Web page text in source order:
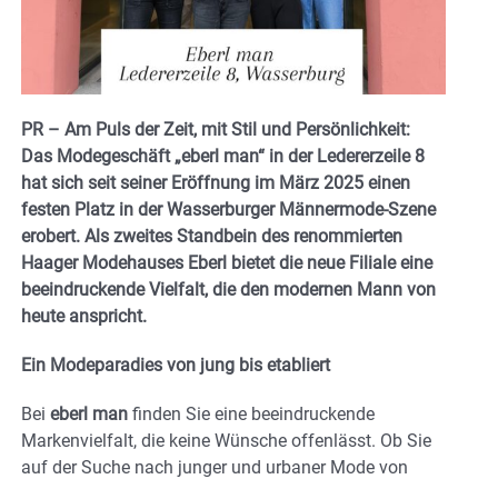
PR – Am Puls der Zeit, mit Stil und Persönlichkeit:
Das Modegeschäft „eberl man“ in der Ledererzeile 8
hat sich seit seiner Eröffnung im März 2025 einen
festen Platz in der Wasserburger Männermode-Szene
erobert. Als zweites Standbein des renommierten
Haager Modehauses Eberl bietet die neue Filiale eine
beeindruckende Vielfalt, die den modernen Mann von
heute anspricht.
Ein Modeparadies von jung bis etabliert
Bei eberl man finden Sie eine beeindruckende
Markenvielfalt, die keine Wünsche offenlässt. Ob Sie
auf der Suche nach junger und urbaner Mode von